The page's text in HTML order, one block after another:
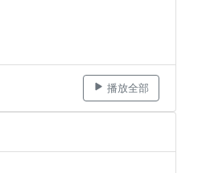
播放全部